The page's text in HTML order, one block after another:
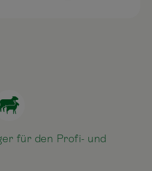
für den Profi- und